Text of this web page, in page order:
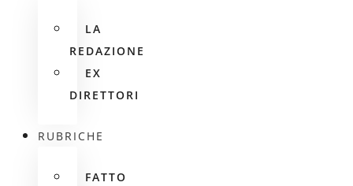
LA
REDAZIONE
EX
DIRETTORI
RUBRICHE
FATTO